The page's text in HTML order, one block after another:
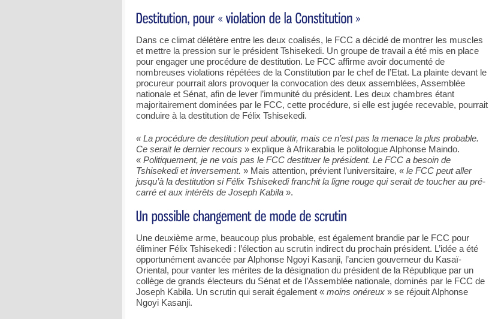
Dans ce climat délétère entre les deux coalisés, le FCC a décidé de montrer les muscles
et mettre la pression sur le président Tshisekedi. Un groupe de travail a été mis en place
pour engager une procédure de destitution. Le FCC affirme avoir documenté de
nombreuses violations répétées de la Constitution par le chef de l’Etat. La plainte devant le
procureur pourrait alors provoquer la convocation des deux assemblées, Assemblée
nationale et Sénat, afin de lever l’immunité du président. Les deux chambres étant
majoritairement dominées par le FCC, cette procédure, si elle est jugée recevable, pourrait
conduire à la destitution de Félix Tshisekedi.
« La procédure de destitution peut aboutir, mais ce n’est pas la menace la plus probable.
Ce serait le dernier recours » explique à Afrikarabia le politologue Alphonse Maindo.
« Politiquement, je ne vois pas le FCC destituer le président. Le FCC a besoin de
Tshisekedi et inversement. » Mais attention, prévient l’universitaire, « le FCC peut aller
jusqu’à la destitution si Félix Tshisekedi franchit la ligne rouge qui serait de toucher au pré-
carré et aux intérêts de Joseph Kabila ».
Une deuxième arme, beaucoup plus probable, est également brandie par le FCC pour
éliminer Félix Tshisekedi : l’élection au scrutin indirect du prochain président. L’idée a été
opportunément avancée par Alphonse Ngoyi Kasanji, l’ancien gouverneur du Kasaï-
Oriental, pour vanter les mérites de la désignation du président de la République par un
collège de grands électeurs du Sénat et de l’Assemblée nationale, dominés par le FCC de
Joseph Kabila. Un scrutin qui serait également « moins onéreux » se réjouit Alphonse
Ngoyi Kasanji.